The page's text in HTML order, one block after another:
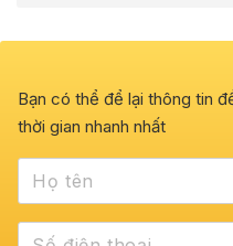
Bạn có thể để lại thông tin
thời gian nhanh nhất